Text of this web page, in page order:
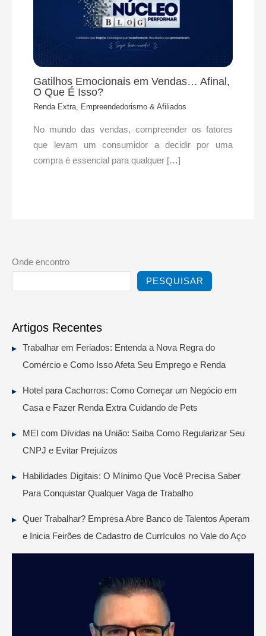
Gatilhos Emocionais em Vendas… Afinal,
O Que É Isso?
Renda Extra, Empreendedorismo & Afiliados
No mundo das vendas, compreender os fatores
que levam um consumidor a decidir por uma
compra é essencial para qualquer […]
Onde encontro
PESQUISAR
Artigos Recentes
Trabalhar em Feriados: Entenda a Nova Regra do
Comércio e Como Isso Afeta Seu Emprego e Renda
Hotel para Cachorros: Como Começar um Negócio em
Casa e Fazer Renda Extra Cuidando de Pets
MEI com Dívidas na União: Saiba Como Regularizar Seu
CNPJ e Evitar Prejuízos
Habilidades Digitais: O Mínimo Que Você Precisa Saber
Para Conquistar Qualquer Vaga de Trabalho
Quer Trabalhar? Empresa Abre Banco de Talentos Aperam
e Inicia Feirões de Cadastro de Currículos no Vale do Aço